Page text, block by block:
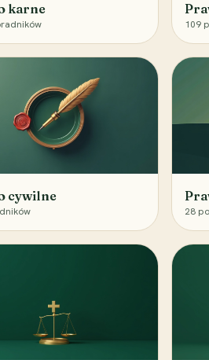
karne
109
cywilne
28